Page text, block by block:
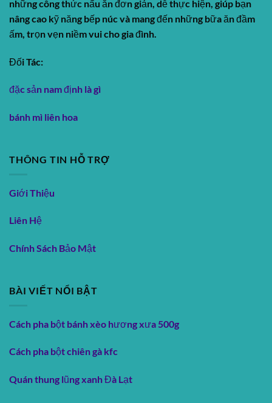
những công thức nấu ăn đơn giản, dễ thực hiện, giúp bạn
nâng cao kỹ năng bếp núc và mang đến những bữa ăn đầm
ấm, trọn vẹn niềm vui cho gia đình.
Đối Tác:
đặc sản nam định là gì
bánh mì liên hoa
THÔNG TIN HỖ TRỢ
Giới Thiệu
Liên Hệ
Chính Sách Bảo Mật
BÀI VIẾT NỔI BẬT
Cách pha bột bánh xèo hương xưa 500g
Cách pha bột chiên gà kfc
Quán thung lũng xanh Đà Lạt